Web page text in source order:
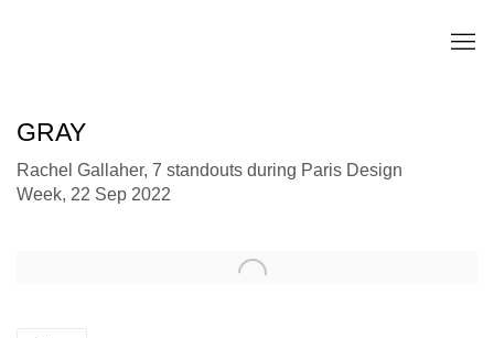
GRAY
Rachel Gallaher, 7 standouts during Paris Design
Week, 22 Sep 2022
Open a larger version of the following image in a popup: